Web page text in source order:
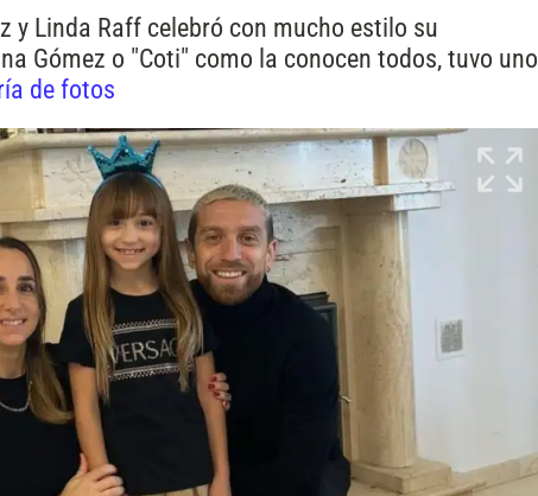
y Linda Raff celebró con mucho estilo su
Gómez o "Coti" como la conocen todos, tuvo uno
de fotos